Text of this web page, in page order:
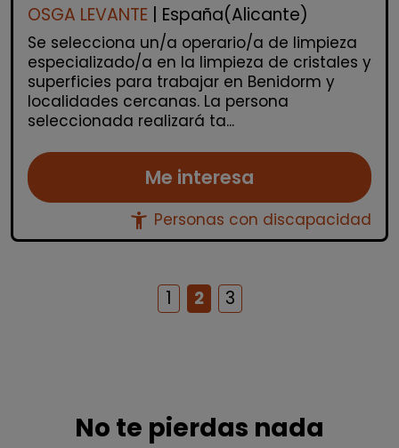
OSGA LEVANTE | España(Alicante)
Se selecciona un/a operario/a de limpieza
especializado/a en la limpieza de cristales y
superficies para trabajar en Benidorm y
localidades cercanas. La persona
seleccionada realizará ta...
Me interesa
accessibility_new Personas con discapacidad
1 2 3
No te pierdas nada